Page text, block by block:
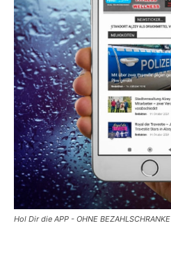
Hol Dir die APP - OHNE BEZAHLSCHRANKE